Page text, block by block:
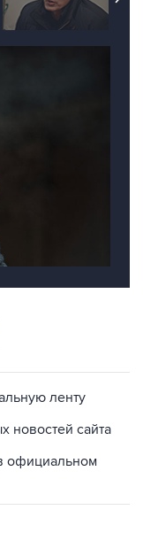
ленту
новостей сайта
официальном